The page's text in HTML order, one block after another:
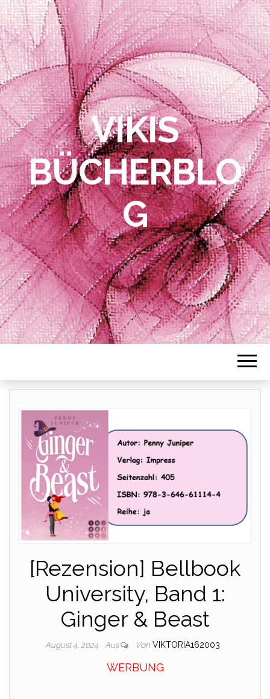
VIKIS
BÜCHERBLO
G
[Rezension] Bellbook
University, Band 1:
Ginger & Beast
August 4, 2024 Aus Von VIKTORIA162003
WERBUNG